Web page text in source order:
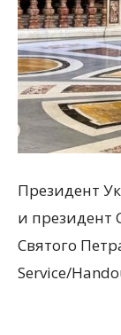
Президент
и президент
Святого
Service/